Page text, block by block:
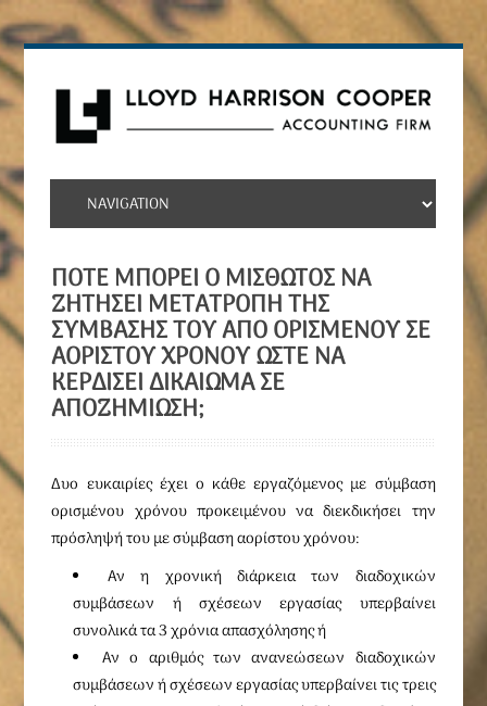
ΠΌΤΕ ΜΠΟΡΕΊ Ο ΜΙΣΘΩΤΌΣ ΝΑ
ΖΗΤΉΣΕΙ ΜΕΤΑΤΡΟΠΉ ΤΗΣ
ΣΎΜΒΑΣΉΣ ΤΟΥ ΑΠΌ ΟΡΙΣΜΈΝΟΥ ΣΕ
ΑΟΡΊΣΤΟΥ ΧΡΌΝΟΥ ΏΣΤΕ ΝΑ
ΚΕΡΔΊΣΕΙ ΔΙΚΑΊΩΜΑ ΣΕ
ΑΠΟΖΗΜΊΩΣΗ;
Δυο ευκαιρίες έχει ο κάθε εργαζόμενος με σύμβαση
ορισμένου χρόνου προκειμένου να διεκδικήσει την
πρόσληψή του με σύμβαση αορίστου χρόνου:
Αν η χρονική διάρκεια των διαδοχικών
συμβάσεων ή σχέσεων εργασίας υπερβαίνει
συνολικά τα 3 χρόνια απασχόλησης ή
Αν ο αριθμός των ανανεώσεων διαδοχικών
συμβάσεων ή σχέσεων εργασίας υπερβαίνει τις τρεις